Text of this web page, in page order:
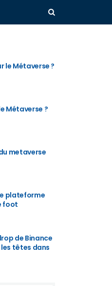
le Métaverse ?
Métaverse ?
metaverse
plateforme
foot
de Binance
têtes dans